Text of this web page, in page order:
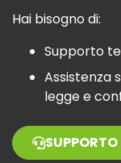
Hai bisogno di:
Supporto
Assistenza
legge e
SUPPORTO